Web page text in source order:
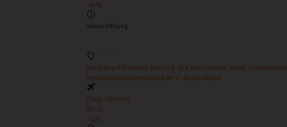
-49%
Neueröffnung
Nana Royal Premium Resort & Spa, Hersonissos, Kreta, Griechenland
Kretas luxusverliebte Seite im 5*-Beach-Resort
Flüge Optional
Bis zu
-72%